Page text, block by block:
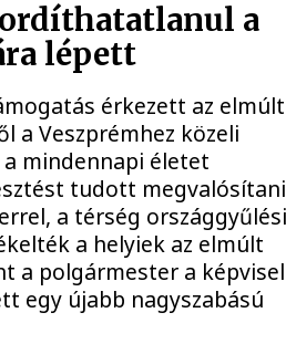
a
lépett
érkezett az
a Veszprémhez közeli
mindennapi életet
tudott
a térség
a helyiek az elmúlt
a polgármester a
egy újabb nagyszabású